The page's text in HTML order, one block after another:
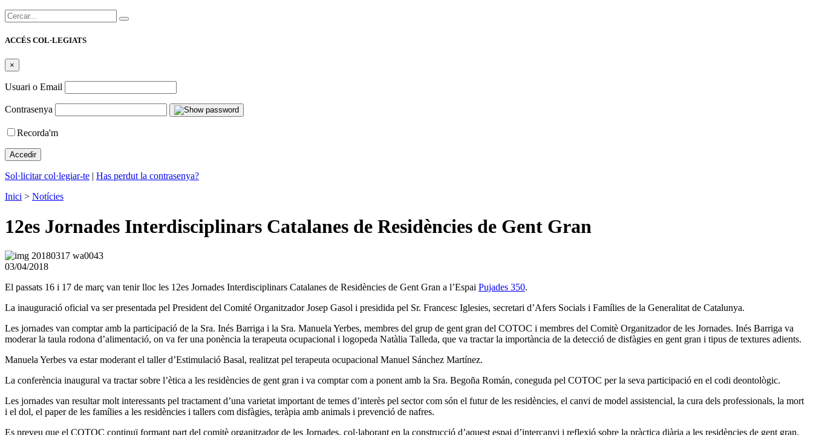
Cercar:
ACCÉS COL·LEGIATS
×
Usuari o Email
Contrasenya
Recorda'm
Sol·licitar col·legiar-te | Has perdut la contrasenya?
Inici > Notícies
12es Jornades Interdisciplinars Catalanes de Residències de Gent Gran
03/04/2018
El passats 16 i 17 de març van tenir lloc les 12es Jornades Interdisciplinars Catalanes de Residències de Gent Gran a l’Espai Pujades 350.
La inauguració oficial va ser presentada pel President del Comité Organitzador Josep Gasol i presidida pel Sr. Francesc Iglesies, secretari d’Afers Socials i Famílies de la Generalitat de Catalunya.
Les jornades van comptar amb la participació de la Sra. Inés Barriga i la Sra. Manuela Yerbes, membres del grup de gent gran del COTOC i membres del Comitè Organitzador de les Jornades. Inés Barriga va
moderar la taula rodona d’alimentació, on va fer una ponència la terapeuta ocupacional i logopeda Natàlia Talleda, que va tractar la importància de la detecció de disfàgies en gent gran i tipus de textures adients.
Manuela Yerbes va estar moderant el taller d’Estimulació Basal, realitzat pel terapeuta ocupacional Manuel Sánchez Martínez.
La conferència inaugural va tractar sobre l’ètica a les residències de gent gran i va comptar com a ponent amb la Sra. Begoña Román, coneguda pel COTOC per la seva participació en el codi deontològic.
Les jornades van resultar molt interessants pel tractament d’una varietat important de temes d’interès pel sector com són el futur de les residències, el canvi de model assistencial, la cura dels professionals, la mort
i el dol, el paper de les famílies a les residències i tallers com disfàgies, teràpia amb animals i prevenció de nafres.
Es preveu que el COTOC continuï formant part del comitè organitzador de les Jornades, col·laborant en la construcció d’aquest espai d’intercanvi i reflexió sobre la pràctica diària a les residències de gent gran,